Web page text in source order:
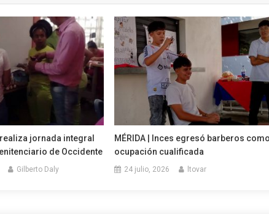
jornada integral
de Occidente
Gilberto Daly
MÉRIDA | Inces egresó barberos
ocupación cualificada
24 julio, 2026 ltovar